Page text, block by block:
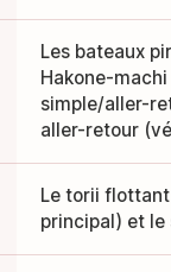
Les bateaux
Hakone-
simple/aller-
aller-retour
Le torii
principal) et le